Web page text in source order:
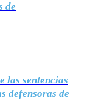
de
las sentencias
defensoras de